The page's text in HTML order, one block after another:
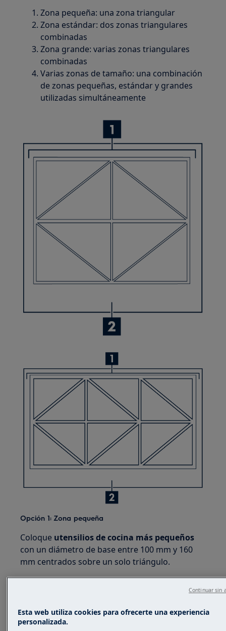
Zona pequeña: una zona triangular
Zona estándar: dos zonas triangulares
combinadas
Zona grande: varias zonas triangulares
combinadas
Varias zonas de tamaño: una combinación
de zonas pequeñas, estándar y grandes
utilizadas simultáneamente
Opción 1: Zona pequeña
Coloque utensilios de cocina más pequeños
con un diámetro de base entre 100 mm y 160
mm centrados sobre un solo triángulo.
Esta web utiliza cookies para ofrecerte una experiencia
personalizada.
Continuar sin